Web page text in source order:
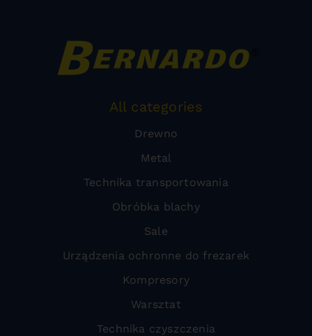
All categories
Drewno
Metal
Technika transportowania
Obróbka blachy
Sale
Urządzenia ochronne do frezarek
Kompresory
Warsztat
Technika czyszczenia